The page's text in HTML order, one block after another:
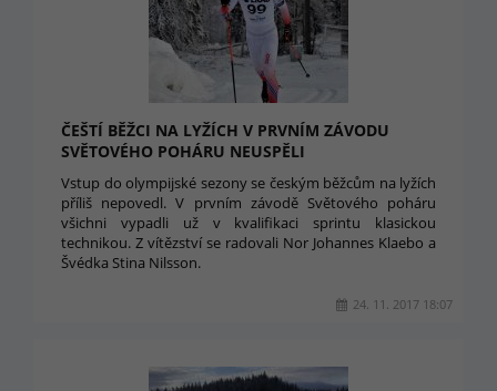
ČEŠTÍ BĚŽCI NA LYŽÍCH V PRVNÍM ZÁVODU
SVĚTOVÉHO POHÁRU NEUSPĚLI
Vstup do olympijské sezony se českým běžcům na lyžích
příliš nepovedl. V prvním závodě Světového poháru
všichni vypadli už v kvalifikaci sprintu klasickou
technikou. Z vítězství se radovali Nor Johannes Klaebo a
Švédka Stina Nilsson.
24. 11. 2017 18:07